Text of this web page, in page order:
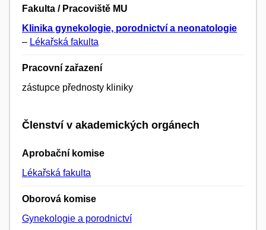
Fakulta / Pracoviště MU
Klinika gynekologie, porodnictví a neonatologie
– Lékařská fakulta
Pracovní zařazení
zástupce přednosty kliniky
Členství v akademických orgánech
Aprobační komise
Lékařská fakulta
Oborová komise
Gynekologie a porodnictví